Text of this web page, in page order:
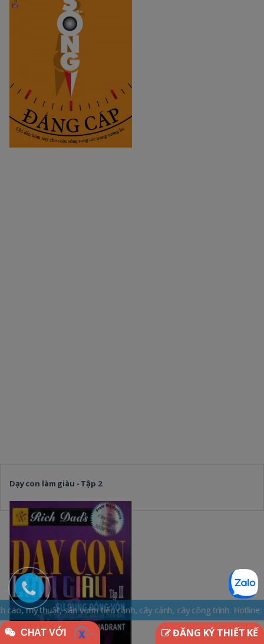
Dạy con làm giàu - Tập 2
ĐĂNG KÝ THIẾT KẾ
CHAT VỚI
sân vườn tiểu cảnh, cây cảnh, cây công trình. Hotline: